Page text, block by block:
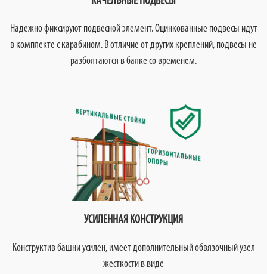
Надежно фиксируют подвесной элемент. Оцинкованные подвесы идут
в комплекте с карабином. В отличие от других креплений, подвесы не
разболтаются в балке со временем.
УСИЛЕННАЯ КОНСТРУКЦИЯ
Конструктив башни усилен, имеет дополнительный обвязочный узел
жесткости в виде